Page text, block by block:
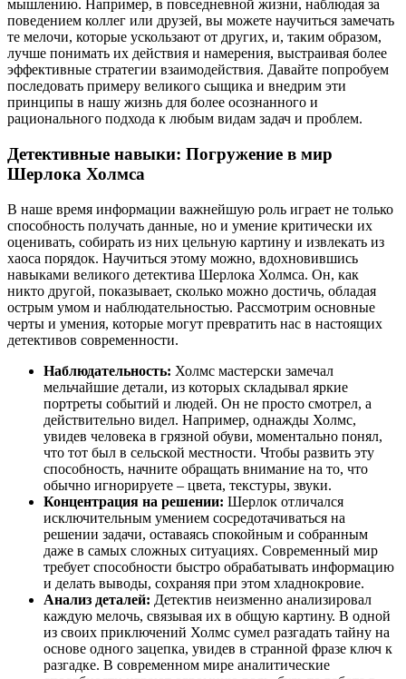
мышлению. Например, в повседневной жизни, наблюдая за
поведением коллег или друзей, вы можете научиться замечать
те мелочи, которые ускользают от других, и, таким образом,
лучше понимать их действия и намерения, выстраивая более
эффективные стратегии взаимодействия. Давайте попробуем
последовать примеру великого сыщика и внедрим эти
принципы в нашу жизнь для более осознанного и
рационального подхода к любым видам задач и проблем.
Детективные навыки: Погружение в мир
Шерлока Холмса
В наше время информации важнейшую роль играет не только
способность получать данные, но и умение критически их
оценивать, собирать из них цельную картину и извлекать из
хаоса порядок. Научиться этому можно, вдохновившись
навыками великого детектива Шерлока Холмса. Он, как
никто другой, показывает, сколько можно достичь, обладая
острым умом и наблюдательностью. Рассмотрим основные
черты и умения, которые могут превратить нас в настоящих
детективов современности.
Наблюдательность: Холмс мастерски замечал
мельчайшие детали, из которых складывал яркие
портреты событий и людей. Он не просто смотрел, а
действительно видел. Например, однажды Холмс,
увидев человека в грязной обуви, моментально понял,
что тот был в сельской местности. Чтобы развить эту
способность, начните обращать внимание на то, что
обычно игнорируете – цвета, текстуры, звуки.
Концентрация на решении: Шерлок отличался
исключительным умением сосредотачиваться на
решении задачи, оставаясь спокойным и собранным
даже в самых сложных ситуациях. Современный мир
требует способности быстро обрабатывать информацию
и делать выводы, сохраняя при этом хладнокровие.
Анализ деталей: Детектив неизменно анализировал
каждую мелочь, связывая их в общую картину. В одной
из своих приключений Холмс сумел разгадать тайну на
основе одного зацепка, увидев в странной фразе ключ к
разгадке. В современном мире аналитические